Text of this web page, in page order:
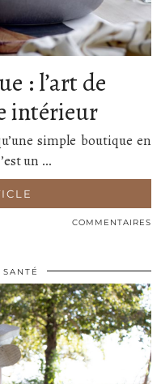
: l’art de
intérieur
simple boutique en
un …
COMMENTAIRES
SANTÉ